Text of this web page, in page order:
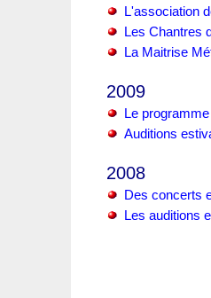
L'association
Les Chantres
La Maitrise
2009
Le
Auditions
2008
Des concerts
Les auditions